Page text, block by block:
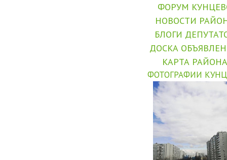
ФОРУМ
НОВОСТИ
БЛОГИ
ДОСКА
КАРТА РАЙОНА
ФОТОГРАФИИ